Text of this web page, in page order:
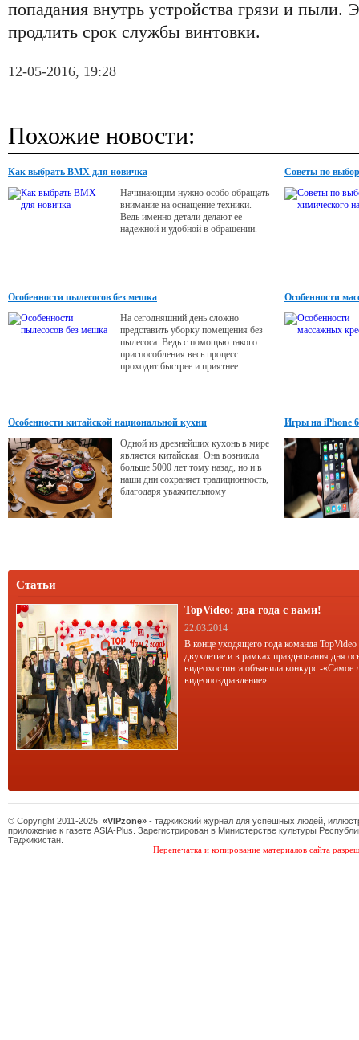
попадания внутрь устройства грязи и пыли.
продлить срок службы винтовки.
12-05-2016, 19:28
Похожие новости:
Как выбрать BMX для новичка
Начинающим нужно особо обращать
внимание на оснащение техники.
Ведь именно детали делают ее
надежной и удобной в обращении.
Советы по
Особенности пылесосов без мешка
На сегодняшний день сложно
представить уборку помещения без
пылесоса. Ведь с помощью такого
приспособления весь процесс
проходит быстрее и приятнее.
Особенности
Особенности китайской национальной кухни
Одной из древнейших кухонь в мире
является китайская. Она возникла
больше 5000 лет тому назад, но и в
наши дни сохраняет традиционность,
благодаря уважительному
Игры на iPhone
Статьи
TopVideo: два года с вами!
22.03.2014
В конце уходящего года команда TopVideo
двухлетие и в рамках празднования дня
видеохостинга объявила конкурс -«Самое
видеопоздравление».
© Copyright 2011-2025. «VIPzone» - таджикский журнал для успешных людей,
приложение к газете ASIA-Plus. Зарегистрирован в Министерстве культуры
Таджикистан.
Перепечатка и копирование материалов сайта